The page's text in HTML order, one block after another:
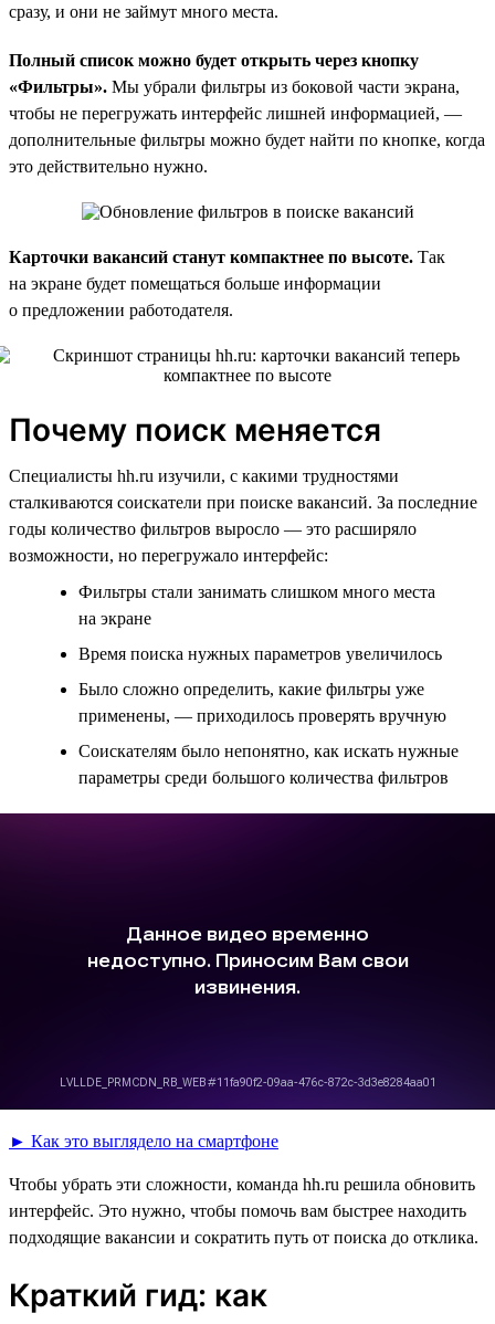
сразу, и они не займут много места.
Полный список можно будет открыть через кнопку
«Фильтры». Мы убрали фильтры из боковой части экрана,
чтобы не перегружать интерфейс лишней информацией, —
дополнительные фильтры можно будет найти по кнопке, когда
это действительно нужно.
Карточки вакансий станут компактнее по высоте. Так
на экране будет помещаться больше информации
о предложении работодателя.
Почему поиск меняется
Специалисты hh.ru изучили, с какими трудностями
сталкиваются соискатели при поиске вакансий. За последние
годы количество фильтров выросло — это расширяло
возможности, но перегружало интерфейс:
Фильтры стали занимать слишком много места
на экране
Время поиска нужных параметров увеличилось
Было сложно определить, какие фильтры уже
применены, — приходилось проверять вручную
Соискателям было непонятно, как искать нужные
параметры среди большого количества фильтров
► Как это выглядело на смартфоне
Чтобы убрать эти сложности, команда hh.ru решила обновить
интерфейс. Это нужно, чтобы помочь вам быстрее находить
подходящие вакансии и сократить путь от поиска до отклика.
Краткий гид: как